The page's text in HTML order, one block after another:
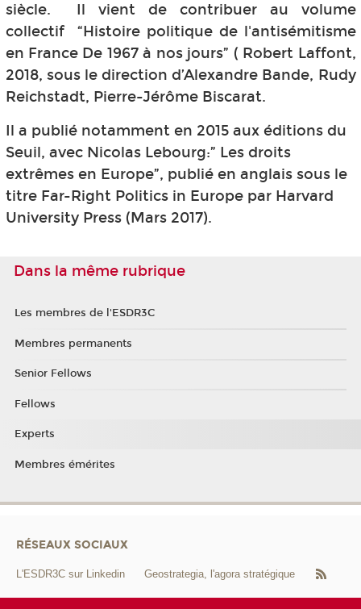
siècle. Il vient de contribuer au volume
collectif “Histoire politique de l'antisémitisme
en France De 1967 à nos jours” ( Robert Laffont,
2018, sous le direction d’Alexandre Bande, Rudy
Reichstadt, Pierre-Jérôme Biscarat.
Il a publié notamment en 2015 aux éditions du
Seuil, avec Nicolas Lebourg:” Les droits
extrêmes en Europe”, publié en anglais sous le
titre Far-Right Politics in Europe par Harvard
University Press (Mars 2017).
Dans la même rubrique
Les membres de l'ESDR3C
Membres permanents
Senior Fellows
Fellows
Experts
Membres émérites
RÉSEAUX SOCIAUX
L'ESDR3C sur Linkedin Geostrategia, l'agora stratégique